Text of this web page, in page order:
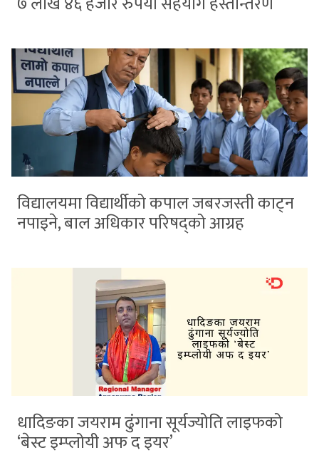
विद्यालयमा विद्यार्थीको कपाल जबरजस्ती काट्न
नपाइने, बाल अधिकार परिषद्को आग्रह
धादिङका जयराम ढुंगाना सूर्यज्योति लाइफको
‘बेस्ट इम्प्लोयी अफ द इयर’